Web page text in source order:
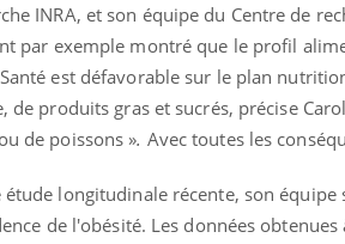
INRA, et son équipe du Centre de
par exemple montré que le profil
est défavorable sur le plan
de produits gras et sucrés, précise
de poissons ». Avec toutes les
étude longitudinale récente, son
de l'obésité. Les données
des Mains :
Youtube
faciles à aborder...
d'un proche c'est
Youtube
Carence en fer
prévenir
Fatigue,
carence en fer
...